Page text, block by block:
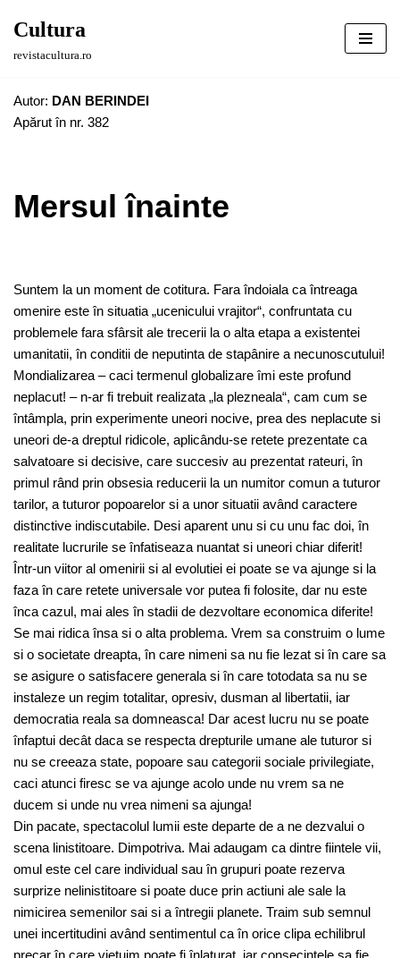
Sari
Cultura
revistacultura.ro
Autor: DAN BERINDEI
Apărut în nr. 382
Mersul înainte
Suntem la un moment de cotitura. Fara îndoiala ca întreaga
omenire este în situatia „ucenicului vrajitor“, confruntata cu
problemele fara sfârsit ale trecerii la o alta etapa a existentei
umanitatii, în conditii de neputinta de stapânire a necunoscutului!
Mondializarea – caci termenul globalizare îmi este profund
neplacut! – n-ar fi trebuit realizata „la plezneala“, cam cum se
întâmpla, prin experimente uneori nocive, prea des neplacute si
uneori de-a dreptul ridicole, aplicându-se retete prezentate ca
salvatoare si decisive, care succesiv au prezentat rateuri, în
primul rând prin obsesia reducerii la un numitor comun a tuturor
tarilor, a tuturor popoarelor si a unor situatii având caractere
distinctive indiscutabile. Desi aparent unu si cu unu fac doi, în
realitate lucrurile se înfatiseaza nuantat si uneori chiar diferit!
Într-un viitor al omenirii si al evolutiei ei poate se va ajunge si la
faza în care retete universale vor putea fi folosite, dar nu este
înca cazul, mai ales în stadii de dezvoltare economica diferite!
Se mai ridica însa si o alta problema. Vrem sa construim o lume
si o societate dreapta, în care nimeni sa nu fie lezat si în care sa
se asigure o satisfacere generala si în care totodata sa nu se
instaleze un regim totalitar, opresiv, dusman al libertatii, iar
democratia reala sa domneasca! Dar acest lucru nu se poate
înfaptui decât daca se respecta drepturile umane ale tuturor si
nu se creeaza state, popoare sau categorii sociale privilegiate,
caci atunci firesc se va ajunge acolo unde nu vrem sa ne
ducem si unde nu vrea nimeni sa ajunga!
Din pacate, spectacolul lumii este departe de a ne dezvalui o
scena linistitoare. Dimpotriva. Mai adaugam ca dintre fiintele vii,
omul este cel care individual sau în grupuri poate rezerva
surprize nelinistitoare si poate duce prin actiuni ale sale la
nimicirea semenilor sai si a întregii planete. Traim sub semnul
unei incertitudini având sentimentul ca în orice clipa echilibrul
precar în care vietuim poate fi înlaturat, iar consecintele sa fie